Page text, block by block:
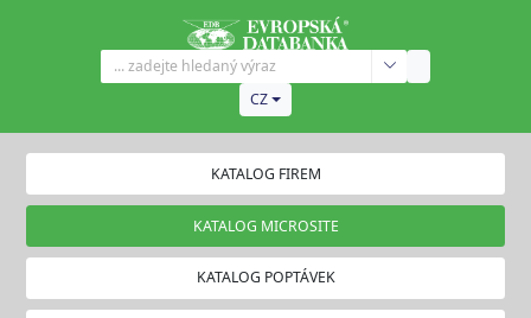
CZ
KATALOG FIREM
KATALOG MICROSITE
KATALOG POPTÁVEK